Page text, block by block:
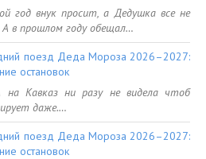
год внук просит, а Дедушка все не
в прошлом году обещал…
поезд Деда Мороза 2026–2027:
остановок
Кавказ ни разу не видела чтоб
даже.…
поезд Деда Мороза 2026–2027:
остановок